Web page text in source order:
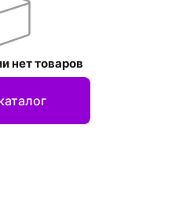
нет товаров